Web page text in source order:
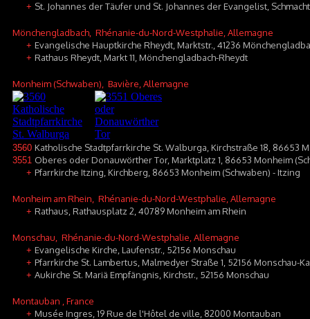
+ St. Johannes der Täufer und St. Johannes der Evangelist,
Mönchengladbach , Rhénanie-du-Nord-Westphalie, Allemagne
+ Evangelische Hauptkirche Rheydt, Marktstr., 41236
+ Rathaus Rheydt, Markt 11, Mönchengladbach-Rheydt
Monheim (Schwaben) , Bavière, Allemagne
3560 Katholische Stadtpfarrkirche St. Walburga, Kirchstraße 18, 86653
3551 Oberes oder Donauwörther Tor, Marktplatz 1, 86653 Monheim
+ Pfarrkirche Itzing, Kirchberg, 86653 Monheim (Schwaben) - Itzing
Monheim am Rhein , Rhénanie-du-Nord-Westphalie, Allemagne
+ Rathaus, Rathausplatz 2, 40789 Monheim am Rhein
Monschau , Rhénanie-du-Nord-Westphalie, Allemagne
+ Evangelische Kirche, Laufenstr., 52156 Monschau
+ Pfarrkirche St. Lambertus, Malmedyer Straße 1, 52156 Monschau-
+ Aukirche St. Mariä Empfängnis, Kirchstr., 52156 Monschau
Montauban , France
+ Musée Ingres, 19 Rue de l'Hôtel de ville, 82000 Montauban